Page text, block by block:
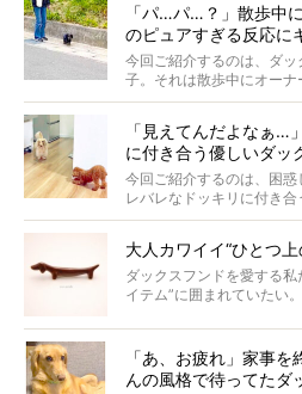
ケメンから愛されている
からプレゼントしてもらっ
してくれました。
「パ…パ…？」散歩中
のピュアすぎる反応に
今回ご紹介するのは、ダ
子。それは散歩中にオーナ
戸惑って歩きを止めたり
「見えてんだよなぁ…
に付き合う優しいダッ
今回ご紹介するのは、困
レバレなドッキリに付き
と違う事態に陥ったり。
大人カワイイ“ひとつ
ダックスフンドを愛する
イテム”に囲まれていたい
ムをご紹介。
「あ、お疲れ」家事
んの風格で待ってたダ